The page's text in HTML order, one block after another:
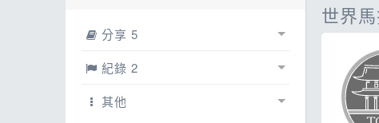
活動
ESG
其它
分享 5
賽事相簿
文章
紀錄 2
紀錄
其他
世界